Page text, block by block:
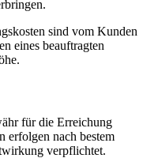
sind vom Kunden
eines beauftragten
für die Erreichung
erfolgen nach bestem
verpflichtet.